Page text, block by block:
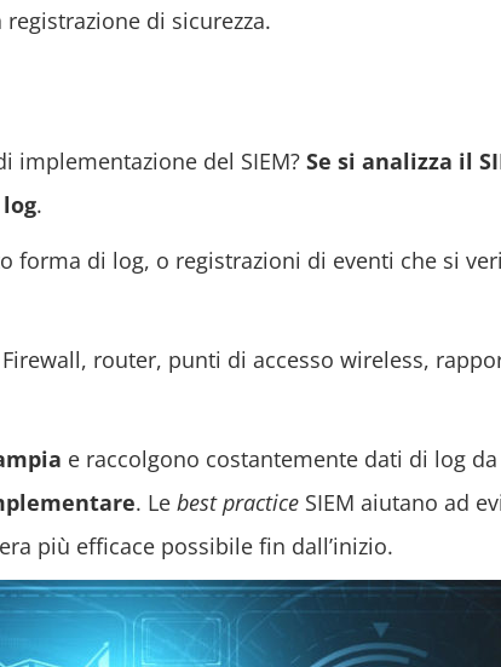
di sicurezza.
implementazione del SIEM? Se si analizza il
.
di log, o registrazioni di eventi che si
router, punti di accesso wireless,
e raccolgono costantemente dati di log
. Le best practice SIEM aiutano ad
più efficace possibile fin dall’inizio.